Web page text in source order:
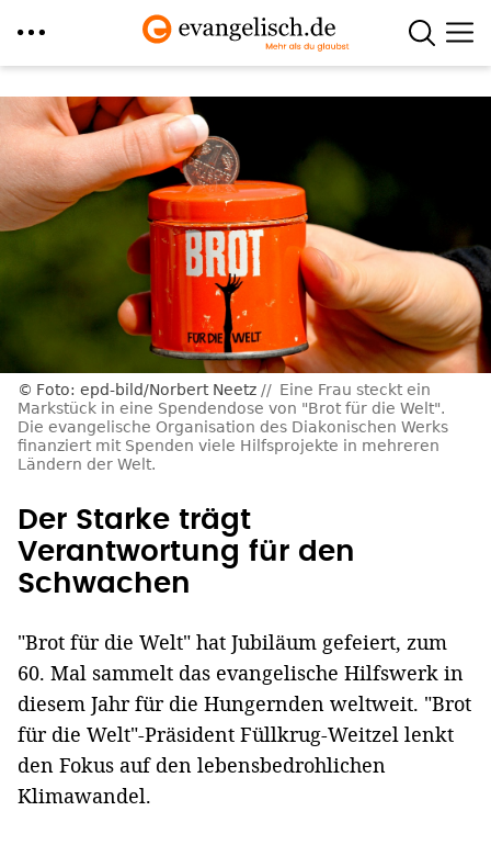
zum
Inhalt
Foto: epd-bild/Norbert Neetz
Eine Frau steckt ein
Markstück in eine Spendendose von "Brot für die Welt".
Die evangelische Organisation des Diakonischen Werks
finanziert mit Spenden viele Hilfsprojekte in mehreren
Ländern der Welt.
Der Starke trägt
Verantwortung für den
Schwachen
"Brot für die Welt" hat Jubiläum gefeiert, zum
60. Mal sammelt das evangelische Hilfswerk in
diesem Jahr für die Hungernden weltweit. "Brot
für die Welt"-Präsident Füllkrug-Weitzel lenkt
den Fokus auf den lebensbedrohlichen
Klimawandel.